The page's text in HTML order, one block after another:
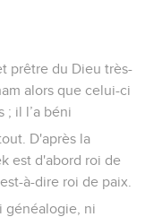
prêtre du Dieu très-
alors que celui-ci
; il l’a béni
D'après la
est d'abord roi de
à-dire roi de paix.
généalogie, ni